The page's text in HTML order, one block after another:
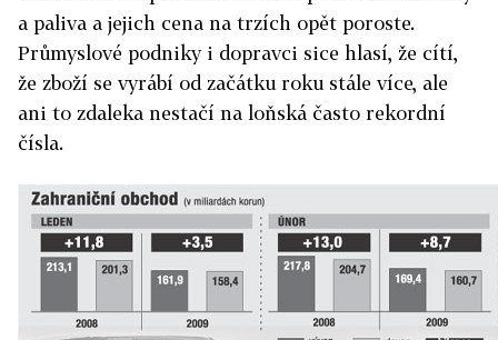
a paliva a jejich cena na trzích opět poroste.
Průmyslové podniky i dopravci sice hlasí, že cítí,
že zboží se vyrábí od začátku roku stále více, ale
ani to zdaleka nestačí na loňská často rekordní
čísla.